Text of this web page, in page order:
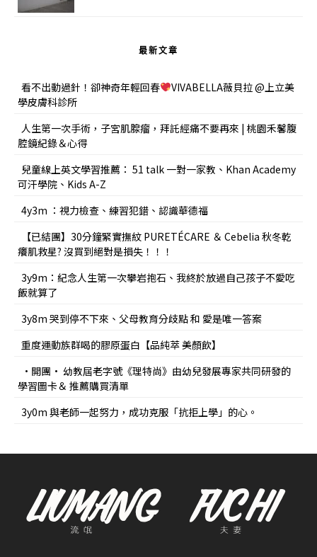
最新文章
看不出動過針！卻神奇年輕回春
VIVABELLA薇貝拉 @上立美
學皮膚科診所
人生第一次手術，子宮肌腺瘤，拜託經痛不要再來 | 桃園禾馨腹
腔鏡紀錄＆心得
兒童線上英文學習推薦： 51 talk 一對一家教、Khan Academy
可汗學院、Kids A-Z
4y3m ：視力檢查、練習犯錯、認識華德福
【已結團】30分鐘緊實撫紋 PURETÉCARE ＆ Cebelia 秋冬乾
癢肌救星? 沒買到絕對是損失！！！
3y9m：紀念人生第一次攀岩抱石、我終於放過自己孩子不愛吃
飯就算了
3y8m 哭到停不下來、父母教育分歧點 和 愛是唯一答案
重度運動族群喝的膠原蛋白【品純萃 美顏飲】
•開團• 幼教屆老字號《理特尚》由幼兒發展專家共同研發的
學習圖卡＆ 推薦購買清單
3y0m 與老師一起努力，成功克服「抗拒上學」的心。